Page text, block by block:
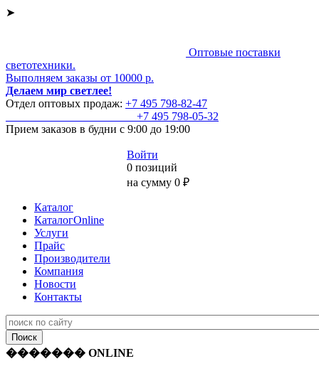
➤
Оптовые поставки
светотехники.
Выполняем заказы от 10000 р.
Делаем мир светлее!
Отдел оптовых продаж: +7 495 798-82-47
+7 495 798-05-32
Прием заказов в будни с 9:00 до 19:00
Войти
0 позиций
на сумму 0 ₽
Каталог
КаталогOnline
Услуги
Прайс
Производители
Компания
Новости
Контакты
������� ONLINE